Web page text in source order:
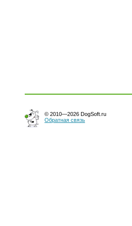
© 2010—2026 DogSoft.ru
Обратная связь